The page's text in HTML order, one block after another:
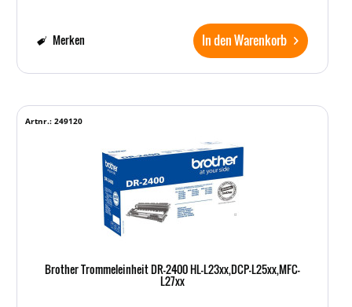
In den Warenkorb
Merken
Brother Trommeleinheit DR-2400 HL-L23xx,DCP-L25xx,MFC-
L27xx
Artnr.: 249120